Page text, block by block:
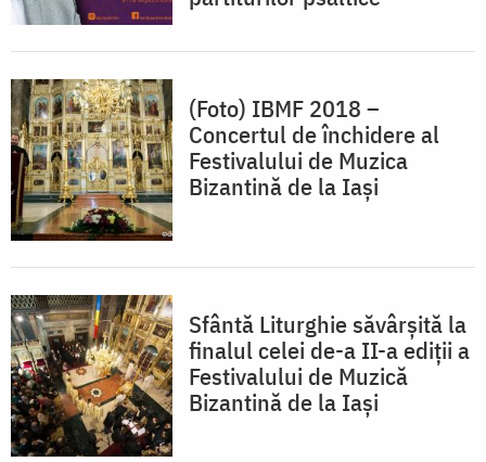
(Foto) IBMF 2018 –
Concertul de închidere al
Festivalului de Muzica
Bizantină de la Iași
Sfântă Liturghie săvârșită la
finalul celei de-a II-a ediții a
Festivalului de Muzică
Bizantină de la Iași